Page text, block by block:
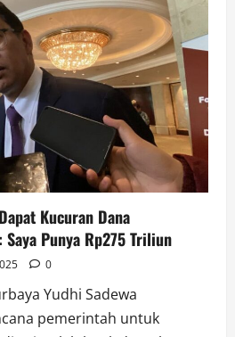
Kucuran Dana
Punya Rp275 Triliun
0
Yudhi Sadewa
pemerintah untuk